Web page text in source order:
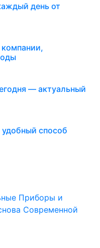
день от
— актуальный
способ
Приборы и
Современной